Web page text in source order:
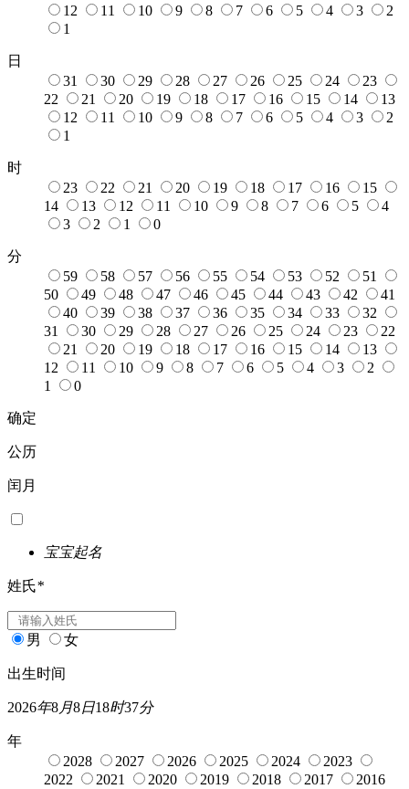
12
11 10 9 8 7 6 5 4 3
2
1
日
31
30 29 28 27 26 25 24
23
22
21 20 19 18 17 16 15 14
13
12
11 10 9 8 7 6 5 4 3
2
1
时
23
22 21 20 19 18 17 16
15
14
13 12 11 10 9 8 7 6 5
4
3
2 1 0
分
59
58 57 56 55 54 53 52
51
50
49 48 47 46 45 44 43 42
41
40
39 38 37 36 35 34 33
32
31
30 29 28 27 26 25 24 23
22
21
20 19 18 17 16 15 14
13
12
11 10 9 8 7 6 5 4 3
2
1
0
确定
公历
闰月
宝宝起名
姓氏*
男 女
出生时间
2026年8月8日18时37分
年
2028
2027 2026 2025 2024
2023
2022
2021 2020 2019 2018 2017
2016